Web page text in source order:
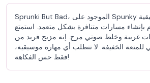
Sprunki But Bad، الموجود على Spunky اللعبة، هي لعبة موسيقية
بإنشاء مسارات متنافرة بشكل متعمد. استمتع
غريبة وخلط صوتي مرح. إنه مزيج فريد من
للمتعة الخفيفة. لا تتطلب أي مهارة موسيقية،
فقط حس الفكاهة!